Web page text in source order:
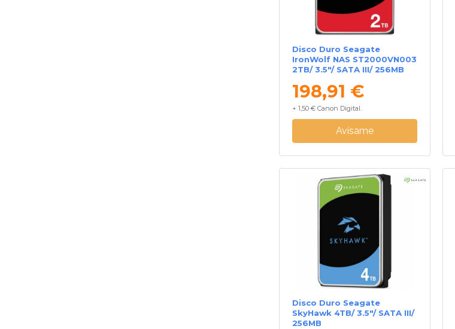
Disco Duro Seagate
IronWolf NAS ST2000VN003
2TB/ 3.5"/ SATA III/ 256MB
198,91 €
+ 1,50 € Canon Digital.
Avísame
Disco Duro Seagate
SkyHawk 4TB/ 3.5"/ SATA III/
256MB